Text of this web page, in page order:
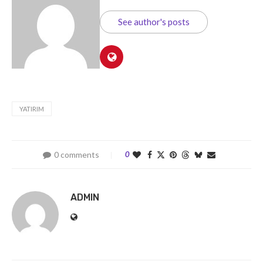
See author's posts
YATIRIM
0 comments 0
ADMIN